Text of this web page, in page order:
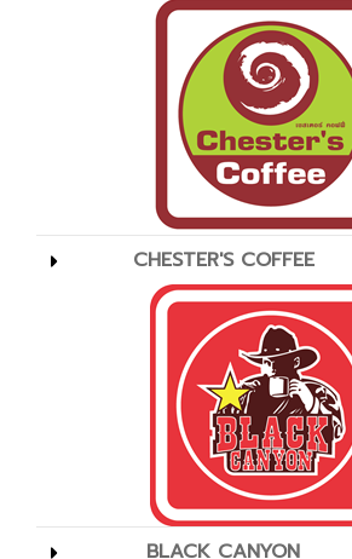
CHESTER'S COFFEE
BLACK CANYON